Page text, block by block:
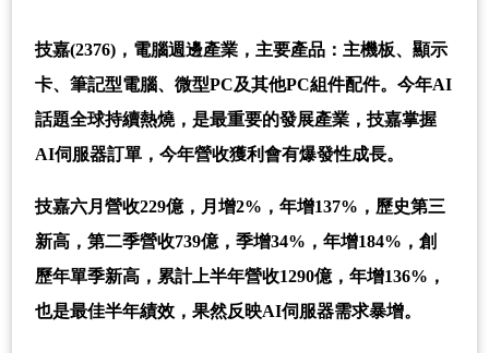
技嘉(2376)，電腦週邊產業，主要產品：主機板、顯示
卡、筆記型電腦、微型PC及其他PC組件配件。今年AI
話題全球持續熱燒，是最重要的發展產業，技嘉掌握
AI伺服器訂單，今年營收獲利會有爆發性成長。
技嘉六月營收229億，月增2%，年增137%，歷史第三
新高，第二季營收739億，季增34%，年增184%，創
歷年單季新高，累計上半年營收1290億，年增136%，
也是最佳半年績效，果然反映AI伺服器需求暴增。